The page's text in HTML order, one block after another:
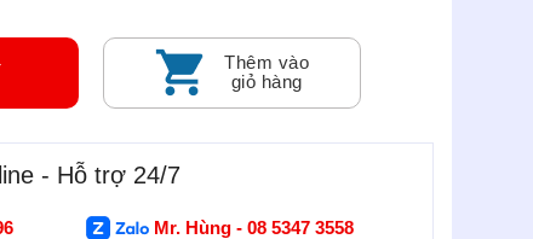
Thêm vào
giỏ hàng
- Hỗ trợ 24/7
Mr. Hùng - 08 5347 3558